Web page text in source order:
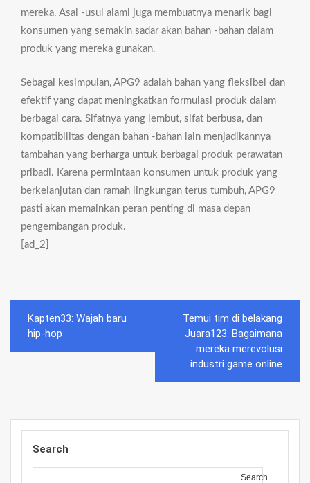
mereka. Asal -usul alami juga membuatnya menarik bagi
konsumen yang semakin sadar akan bahan -bahan dalam
produk yang mereka gunakan.
Sebagai kesimpulan, APG9 adalah bahan yang fleksibel dan
efektif yang dapat meningkatkan formulasi produk dalam
berbagai cara. Sifatnya yang lembut, sifat berbusa, dan
kompatibilitas dengan bahan -bahan lain menjadikannya
tambahan yang berharga untuk berbagai produk perawatan
pribadi. Karena permintaan konsumen untuk produk yang
berkelanjutan dan ramah lingkungan terus tumbuh, APG9
pasti akan memainkan peran penting di masa depan
pengembangan produk.
[ad_2]
Post
navigation
Kapten33: Wajah baru
hip-hop
Temui tim di belakang
Juara123: Bagaimana
mereka merevolusi
industri game online
Search
Search